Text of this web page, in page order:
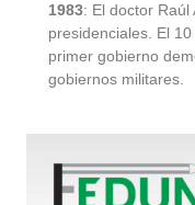
1983: El doctor
presidenciales. El
primer gobierno
gobiernos militares.